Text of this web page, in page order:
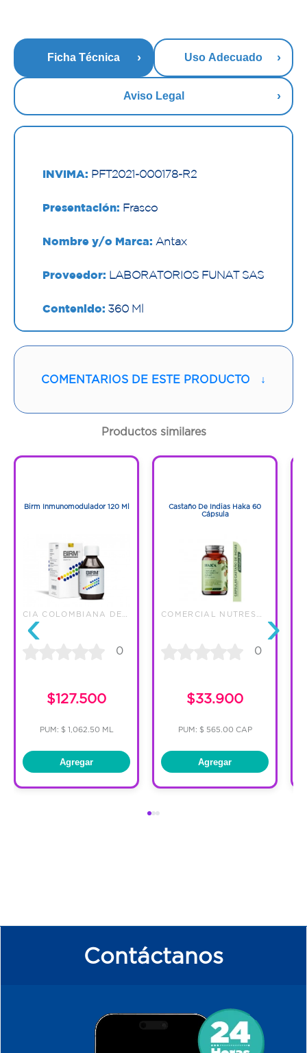
Ficha Técnica Uso Adecuado
Aviso Legal
INVIMA: PFT2021-000178-R2
Presentación: Frasco
Nombre y/o Marca: Antax
Proveedor: LABORATORIOS FUNAT SAS
Contenido: 360 Ml
Código:1295998
COMENTARIOS DE ESTE PRODUCTO ↓
Productos similares
‹
Birm Inmunomodulador 120 Ml
0
$127.500
PUM: $ 1,062.50 ML
Agregar
Castaño De Indias Haka 60
Cápsula
0
$33.900
PUM: $ 565.00 CAP
Agregar
›
Contáctanos